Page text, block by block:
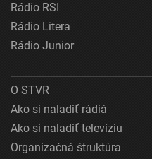
Rádio RSI
Rádio Litera
Rádio Junior
O STVR
Ako si naladiť rádiá
Ako si naladiť televíziu
Organizačná štruktúra